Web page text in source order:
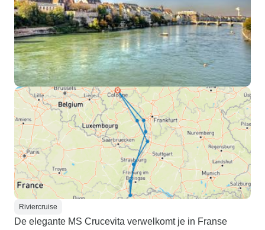
Riviercruise
De elegante MS Crucevita verwelkomt je in Franse